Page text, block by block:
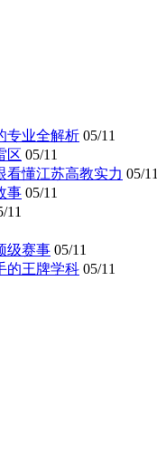
专业全解析 05/11
区 05/11
看懂江苏高教实力 05/11
事 05/11
11
级赛事 05/11
的王牌学科 05/11